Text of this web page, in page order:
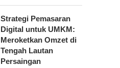
Strategi Pemasaran
Digital untuk UMKM:
Meroketkan Omzet di
Tengah Lautan
Persaingan